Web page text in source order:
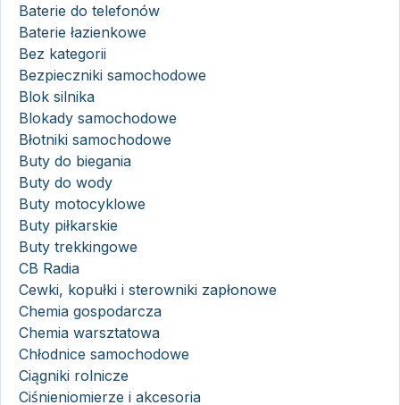
Baterie do telefonów
Baterie łazienkowe
Bez kategorii
Bezpieczniki samochodowe
Blok silnika
Blokady samochodowe
Błotniki samochodowe
Buty do biegania
Buty do wody
Buty motocyklowe
Buty piłkarskie
Buty trekkingowe
CB Radia
Cewki, kopułki i sterowniki zapłonowe
Chemia gospodarcza
Chemia warsztatowa
Chłodnice samochodowe
Ciągniki rolnicze
Ciśnieniomierze i akcesoria